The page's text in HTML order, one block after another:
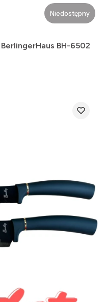
Niedostępny
BH-6502